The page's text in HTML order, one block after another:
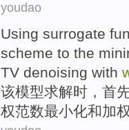
youdao
Using surrogate
scheme to the
TV denoising with
该模型求解时，首
权范数最小化和加